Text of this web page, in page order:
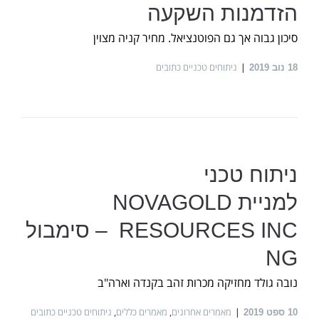
הזדמנות השקעה
סיכון גבוה אך גם הפוטנציאל. מחיר קניה מצוין
18 נוב 2019 ניתוחים טכניים כתובים
ניתוח טכני
למניית NOVAGOLD
RESOURCES INC – סימבול
NG
נובה גולד מחזיקה מכרות זהב בקנדה וארה"ב
10 ספט 2019 מאמרים אחרונים, מאמרים כללים, ניתוחים טכניים כתובים